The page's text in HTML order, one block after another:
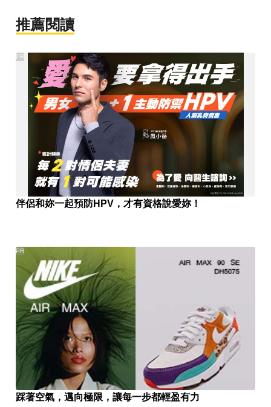
推薦閱讀
伴侶和妳一起預防HPV，才有資格說愛妳！
PR
踩著空氣，邁向極限，讓每一步都輕盈有力
PR